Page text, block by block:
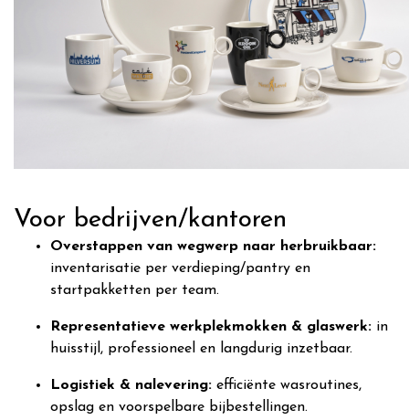
Voor bedrijven/kantoren
Overstappen van wegwerp naar herbruikbaar:
inventarisatie per verdieping/pantry en
startpakketten per team.
Representatieve werkplekmokken & glaswerk: in
huisstijl, professioneel en langdurig inzetbaar.
Logistiek & nalevering: efficiënte wasroutines,
opslag en voorspelbare bijbestellingen.